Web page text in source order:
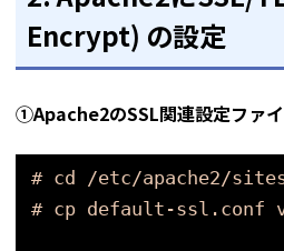
Encrypt) の設定
①Apache2のSSL関連設定ファ
# cd /etc/apache2/
# cp default-ssl.conf